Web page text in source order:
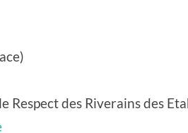
Respect des Riverains des